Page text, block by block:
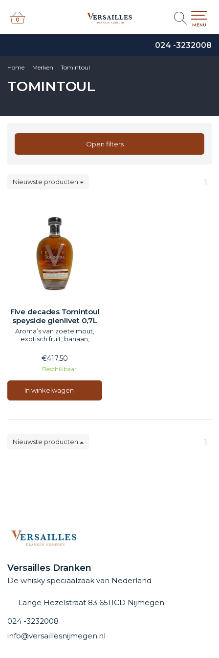
024 -3232008
0
0
MENU
Home Merken Tomintoul
TOMINTOUL
Open filters
Nieuwste producten 1
Five decades Tomintoul
speyside glenlivet 0,7L
Aroma’s van zoete mout,
exotisch fruit, banaan,
een accent van
sigarenkistjes.
Romig en complex, tonen
specerijen, alles omringd
door rijk eikenhout. De
€417,50
Beschikbaar
In winkelwagen
Nieuwste producten 1
Versailles Dranken
De whisky speciaalzaak van Nederland
Lange Hezelstraat 83 6511CD Nijmegen
024 -3232008
info@versaillesnijmegen.nl